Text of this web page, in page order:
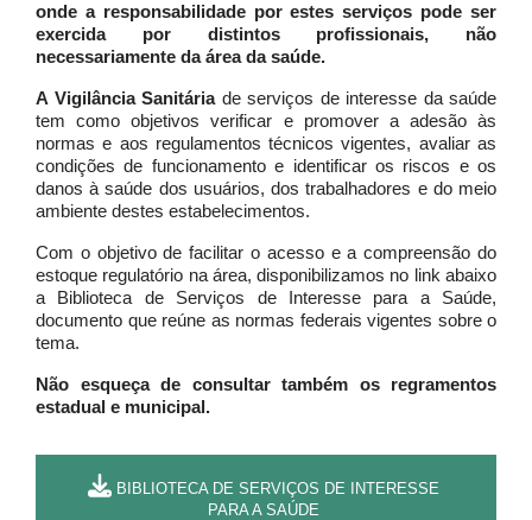
onde a responsabilidade por estes serviços pode ser
exercida por distintos profissionais, não
necessariamente da área da saúde.
A Vigilância Sanitária de serviços de interesse da saúde
tem como objetivos verificar e promover a adesão às
normas e aos regulamentos técnicos vigentes, avaliar as
condições de funcionamento e identificar os riscos e os
danos à saúde dos usuários, dos trabalhadores e do meio
ambiente destes estabelecimentos.
Com o objetivo de facilitar o acesso e a compreensão do
estoque regulatório na área, disponibilizamos no link abaixo
a Biblioteca de Serviços de Interesse para a Saúde,
documento que reúne as normas federais vigentes sobre o
tema.
Não esqueça de consultar também os regramentos
estadual e municipal.
BIBLIOTECA DE SERVIÇOS DE INTERESSE
PARA A SAÚDE